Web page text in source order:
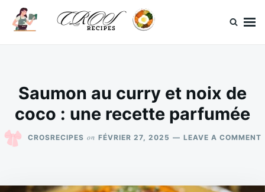
SkipSearch
for:
Saumon au curry et noix de
coco : une recette parfumée
CROSRECIPES on FÉVRIER 27, 2025 LEAVE A COMMENT